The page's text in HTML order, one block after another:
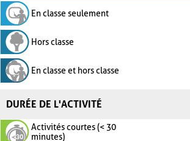
En classe seulement
Hors classe
En classe et hors classe
DURÉE DE L'ACTIVITÉ
Activités courtes (< 30
minutes)